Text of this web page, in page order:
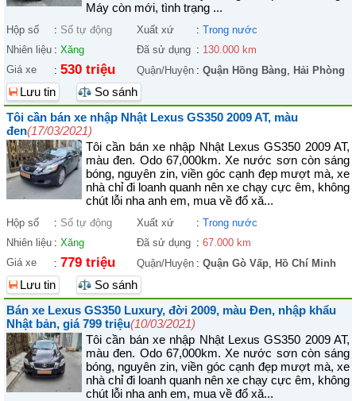
Máy còn mới, tình trạng ...
Hộp số : Số tự động Xuất xứ : Trong nước
Nhiên liệu : Xăng Đã sử dụng : 130.000 km
Giá xe
: 530 triệu Quận/Huyện : Quận Hồng Bàng, Hải Phòng
Lưu tin
So sánh
Tôi cần bán xe nhập Nhật Lexus GS350 2009 AT, màu
đen(17/03/2021)
Tôi cần bán xe nhập Nhật Lexus GS350 2009 AT,
màu đen. Odo 67,000km. Xe nước sơn còn sáng
bóng, nguyên zin, viền góc cạnh đẹp mượt mà, xe
nhà chỉ đi loanh quanh nên xe chạy cực êm, không
chút lỗi nha anh em, mua về đổ xă...
Hộp số : Số tự động Xuất xứ : Trong nước
Nhiên liệu : Xăng Đã sử dụng : 67.000 km
Giá xe
: 779 triệu Quận/Huyện : Quận Gò Vấp, Hồ Chí Minh
Lưu tin
So sánh
Bán xe Lexus GS350 Luxury, đời 2009, màu Đen, nhập khẩu
Nhật bản, giá 799 triệu(10/03/2021)
Tôi cần bán xe nhập Nhật Lexus GS350 2009 AT,
màu đen. Odo 67,000km. Xe nước sơn còn sáng
bóng, nguyên zin, viền góc cạnh đẹp mượt mà, xe
nhà chỉ đi loanh quanh nên xe chạy cực êm, không
chút lỗi nha anh em, mua về đổ xă...